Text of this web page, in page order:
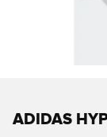
ADIDAS